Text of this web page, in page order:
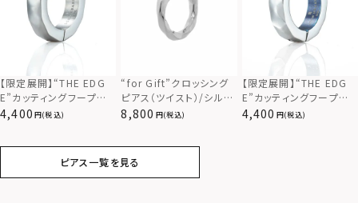
クラウン
スター ホースシュー
ストーン
【限定展開】“THE EDG
E”カッティングフープピ
アス/サージカルステンレ
4,400 (税込)
“for Gift”クロッシング
ピアス（ツイスト）/シルバ
ー925
8,800 (税込)
【限定展開】“THE EDG
E”カッティングフープピ
アス/シルバー×ブルー/
4,400 (税込)
ピアス一覧を見る